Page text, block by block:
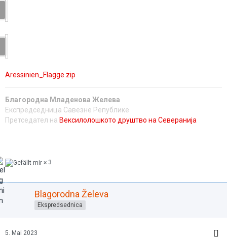
Aressinien_Flagge.zip
Благородна Младенова Желева
Експредседница Савезне Републике
Претседател на Вексилолошкото друштво на Северанија
3
Blagorodna Želeva
Ekspredsednica
5. Mai 2023